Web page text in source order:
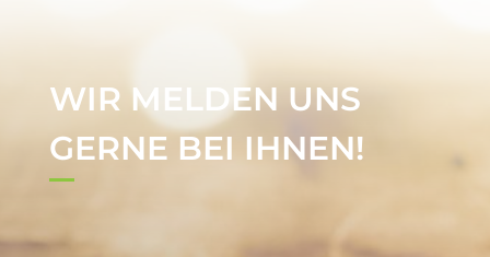
WIR MELDEN UNS
GERNE BEI IHNEN!